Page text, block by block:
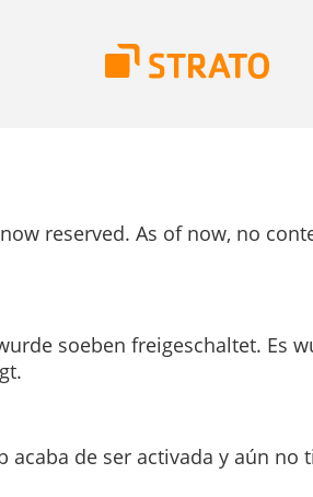
reserved. As of now, no
soeben freigeschaltet. Es
acaba de ser activada y aún no